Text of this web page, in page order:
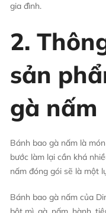
gia đình.
2.
sản
gà nấm
Bánh bao gà nấm là
bước làm lại cần khá
nấm đóng gói sẽ là một
Bánh bao gà nấm của